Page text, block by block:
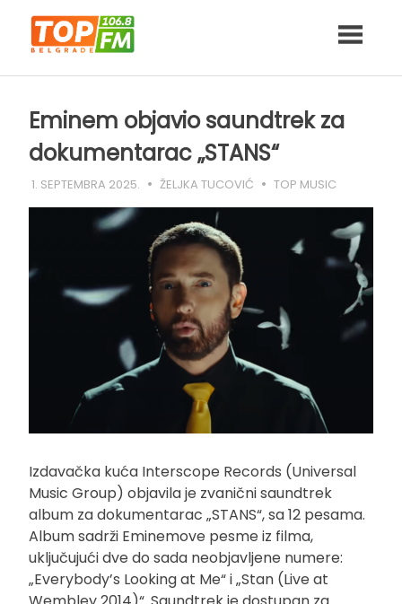
content
Eminem objavio saundtrek za
dokumentarac „STANS“
1. SEPTEMBRA 2025. ŽELJKA TUCOVIĆ TOP MUSIC
Izdavačka kuća Interscope Records (Universal
Music Group) objavila je zvanični saundtrek
album za dokumentarac „STANS“, sa 12 pesama.
Album sadrži Eminemove pesme iz filma,
uključujući dve do sada neobjavljene numere:
„Everybody’s Looking at Me“ i „Stan (Live at